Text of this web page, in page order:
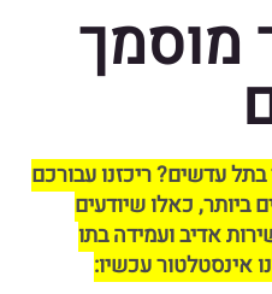
מוסמך
עדשים? ריכזנו עבורכם
ביותר, כאלו שיודעים
אדיב ועמידה בתו
אינסטלטור עכשיו: